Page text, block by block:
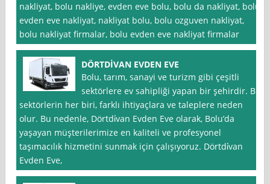
nakliyat, bolu nakliye, evden eve bolu, bolu da nakliyat, bolu
evden eve nakliyat, nakliyat bolu, bolu ozguven nakliyat,
bolu nakliyat firmalar, bolu evden eve nakliyat firmalar
DÖRTDİVAN EVDEN EVE
Bolu, tarım, sanayi ve turizm gibi çeşitli
sektörlere ev sahipliği yapan bir şehirdir. Bu
sektörlerin her biri, farklı ihtiyaçlara ve taleplere neden
olur. Bu nedenle, Dörtdi̇van Evden Eve olarak, Bolu’da
yaşayan müşterilerimize en kaliteli ve profesyonel
taşımacılık hizmetini sunmak için çalışıyoruz. Dörtdi̇van
Evden Eve,